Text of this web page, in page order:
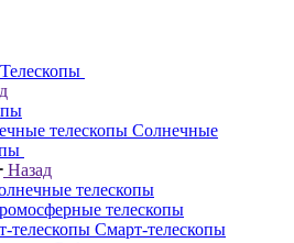
Телескопы
Солнечные
Назад
телескопы
телескопы
Смарт-телескопы